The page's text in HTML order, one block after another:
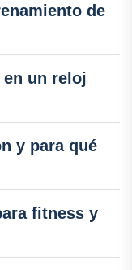
de
un reloj
y para qué
fitness y